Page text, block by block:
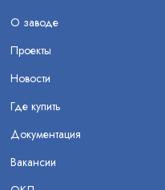
О заводе
Проекты
Новости
Где купить
Документация
Вакансии